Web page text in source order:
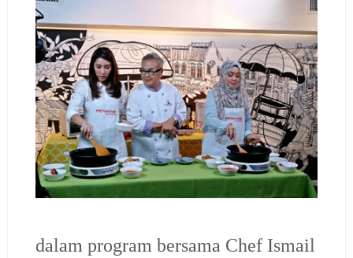
dalam program bersama Chef Ismail